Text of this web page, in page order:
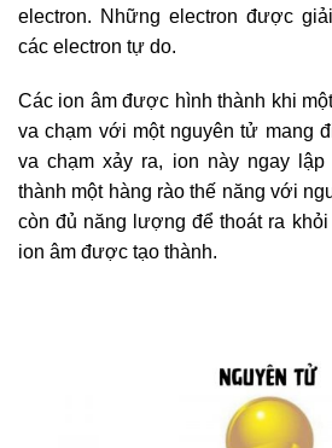
electron. Những electron được
các electron tự do.
Các ion âm được hình thành khi
va chạm với một nguyên tử mang
va chạm xảy ra, ion này ngay
thành một hàng rào thế năng với
còn đủ năng lượng để thoát ra
ion âm được tạo thành.